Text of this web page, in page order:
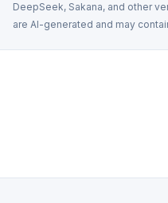
DeepSeek, Sakana, and other
are AI-generated and may